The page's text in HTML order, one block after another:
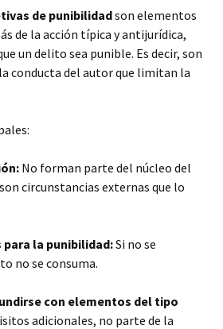
de punibilidadson elementos
de la acción típica y antijurídica,
un delito sea punible. Es decir, son
conducta del autor que limitan la
No forman parte del núcleo del
circunstancias externas que lo
la punibilidad:Si no se
no se consuma.
con elementos del tipo
adicionales, no parte de la